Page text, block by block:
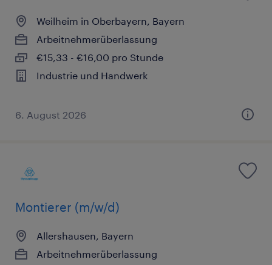
Weilheim in Oberbayern, Bayern
Arbeitnehmerüberlassung
€15,33 - €16,00 pro Stunde
Industrie und Handwerk
6. August 2026
Montierer (m/w/d)
Allershausen, Bayern
Arbeitnehmerüberlassung